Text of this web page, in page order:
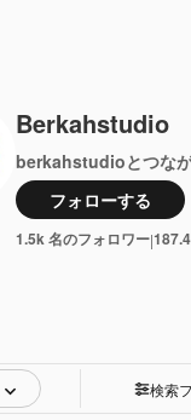
Berkahstudio
berkahstudioとつな
フォローする
1.5k 名のフォロワー|
検索